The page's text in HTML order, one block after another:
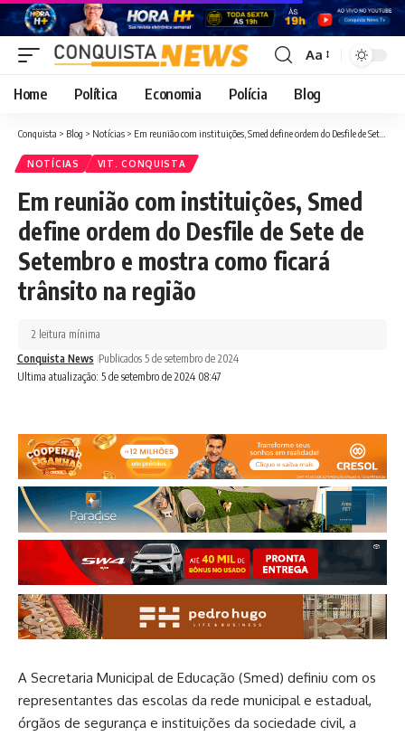
Font
Resizer
Aa
Home Política Economia Polícia Blog
Conquista > Blog > Notícias > Em reunião com instituições, Smed define ordem do Desfile de Sete de Setembro e mostra como ficará trânsito na região
NOTÍCIAS VIT. CONQUISTA
Em reunião com instituições, Smed
define ordem do Desfile de Sete de
Setembro e mostra como ficará
trânsito na região
Ultima atualização: 5 de setembro de 2024 08:47
Conquista News Publicados 5 de setembro de 2024
2 leitura mínima
A Secretaria Municipal de Educação (Smed) definiu com os
representantes das escolas da rede municipal e estadual,
órgãos de segurança e instituições da sociedade civil, a